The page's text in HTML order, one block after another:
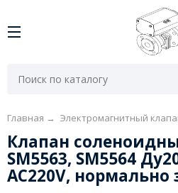
Главная → Электромагнитный
Клапан
SM5563, SM5564
AC220V,